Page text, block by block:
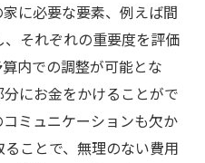
に必要な要素、例えば間
それぞれの重要度を評価
内での調整が可能とな
にお金をかけることがで
ミュニケーションも欠か
ことで、無理のない費用